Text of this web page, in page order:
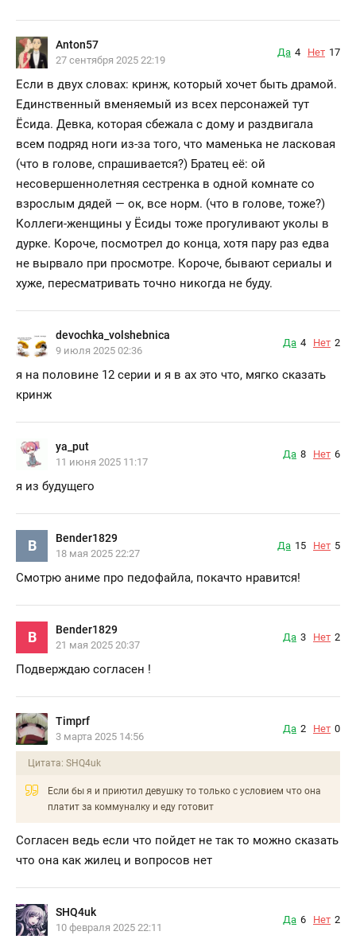
Anton57
27 сентября 2025 22:19
Да 4 Нет 17
Если в двух словах: кринж, который хочет быть драмой.
Единственный вменяемый из всех персонажей тут
Ёсида. Девка, которая сбежала с дому и раздвигала
всем подряд ноги из-за того, что маменька не ласковая
(что в голове, спрашивается?) Братец её: ой
несовершеннолетняя сестренка в одной комнате со
взрослым дядей — ок, все норм. (что в голове, тоже?)
Коллеги-женщины у Ёсиды тоже прогуливают уколы в
дурке. Короче, посмотрел до конца, хотя пару раз едва
не вырвало при просмотре. Короче, бывают сериалы и
хуже, пересматривать точно никогда не буду.
devochka_volshebnica
9 июля 2025 02:36
Да 4 Нет 2
я на половине 12 серии и я в ах это что, мягко сказать
кринж
ya_put
11 июня 2025 11:17
Да 8 Нет 6
я из будущего
B Bender1829
18 мая 2025 22:27
Да 15 Нет 5
Смотрю аниме про педофайла, покачто нравится!
B Bender1829
21 мая 2025 20:37
Да 3 Нет 2
Подверждаю согласен !
Timprf
3 марта 2025 14:56
Да 2 Нет 0
Цитата: SHQ4uk
Если бы я и приютил девушку то только с условием что она
платит за коммуналку и еду готовит
Согласен ведь если что пойдет не так то можно сказать
что она как жилец и вопросов нет
SHQ4uk
10 февраля 2025 22:11
Да 6 Нет 2